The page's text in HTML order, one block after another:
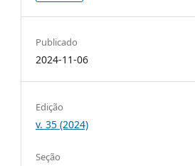
Publicado
2024-11-06
Edição
v. 35 (2024)
Seção